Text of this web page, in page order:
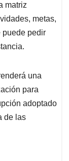
matriz
metas,
puede pedir
una
para
adoptado
de las